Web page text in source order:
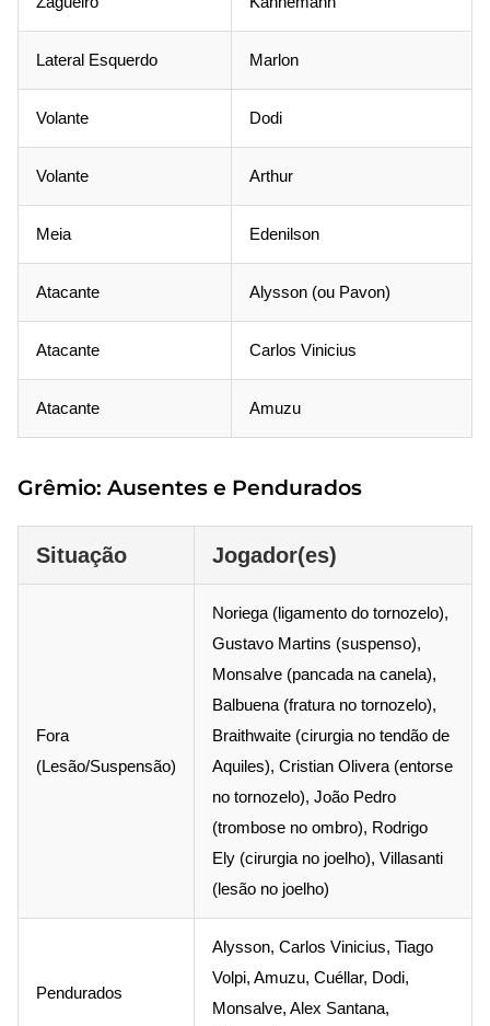
Lateral Esquerdo Marlon
Volante Dodi
Volante Arthur
Meia Edenilson
Atacante Alysson (ou Pavon)
Atacante Carlos Vinicius
Atacante Amuzu
Grêmio: Ausentes e Pendurados
Situação Jogador(es)
Fora
(Lesão/Suspensão)
Noriega (ligamento do tornozelo),
Gustavo Martins (suspenso),
Monsalve (pancada na canela),
Balbuena (fratura no tornozelo),
Braithwaite (cirurgia no tendão de
Aquiles), Cristian Olivera (entorse
no tornozelo), João Pedro
(trombose no ombro), Rodrigo
Ely (cirurgia no joelho), Villasanti
(lesão no joelho)
Pendurados
Alysson, Carlos Vinicius, Tiago
Volpi, Amuzu, Cuéllar, Dodi,
Monsalve, Alex Santana,